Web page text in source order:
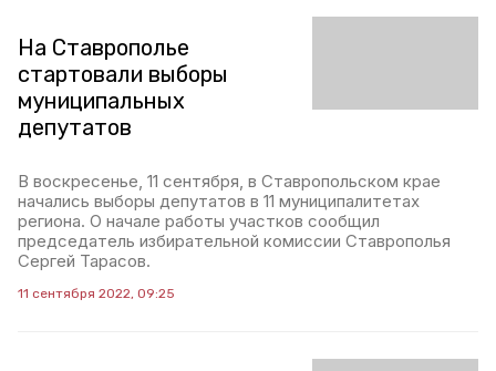
На Ставрополье
стартовали выборы
муниципальных
депутатов
В воскресенье, 11 сентября, в Ставропольском крае
начались выборы депутатов в 11 муниципалитетах
региона. О начале работы участков сообщил
председатель избирательной комиссии Ставрополья
Сергей Тарасов.
11 сентября 2022, 09:25